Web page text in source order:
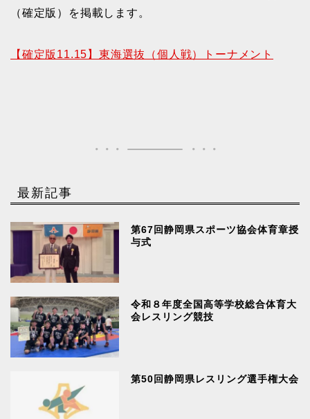
（確定版）を掲載します。
【確定版11.15】東海選抜（個人戦）トーナメント
最新記事
第67回静岡県スポーツ協会体育章授
与式
令和８年度全国高等学校総合体育大
会レスリング競技
第50回静岡県レスリング選手権大会